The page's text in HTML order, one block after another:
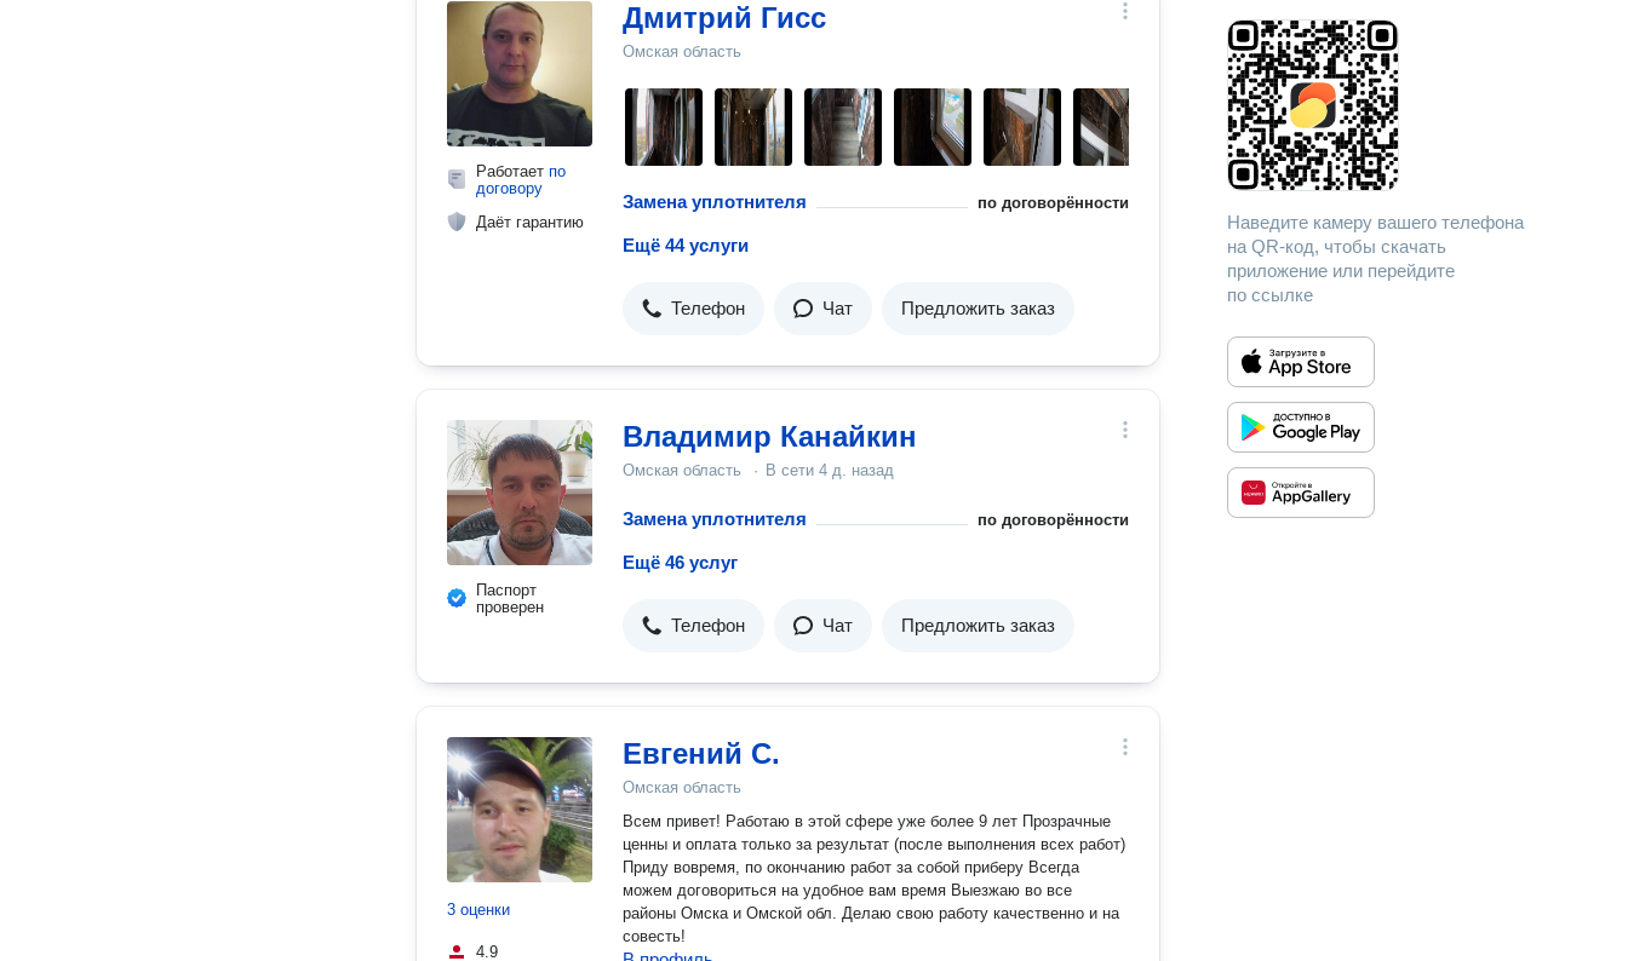
Работает по
договору
Даёт гарантию
Дмитрий Гисс
Омская область
Замена уплотнителя по договорённости
Ещё 44 услуги
Телефон Чат Предложить заказ
Паспорт
проверен
Владимир Канайкин
Омская область · В сети 4 д. назад
Замена уплотнителя по договорённости
Ещё 46 услуг
Телефон Чат Предложить заказ
3 оценки
4.9
Евгений С.
Омская область
Всем привет! Работаю в этой сфере уже более 9 лет Прозрачные
ценны и оплата только за результат (после выполнения всех работ)
Приду вовремя, по окончанию работ за собой приберу Всегда
можем договориться на удобное вам время Выезжаю во все
районы Омска и Омской обл. Делаю свою работу качественно и на
совесть!
Наведите камеру вашего телефона
на QR-код, чтобы скачать
приложение или перейдите
по ссылке